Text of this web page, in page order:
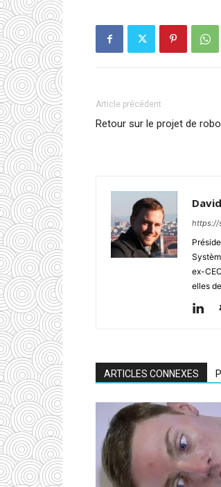
Article précédent
Retour sur le projet de
https://
ex-
elles
ARTICLES CONNEXES